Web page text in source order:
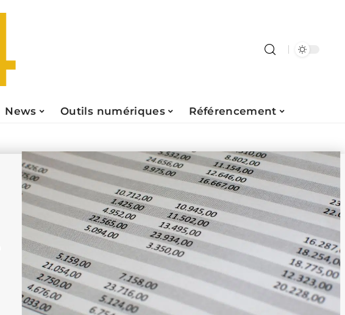
News Outils numériques Référencement